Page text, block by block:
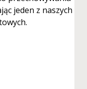
jeden z naszych